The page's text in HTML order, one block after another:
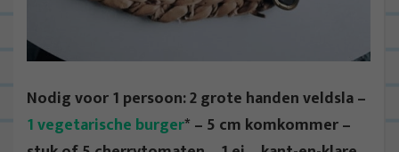
Nodig voor 1 persoon: 2 grote handen veldsla –
1 vegetarische burger* – 5 cm komkommer –